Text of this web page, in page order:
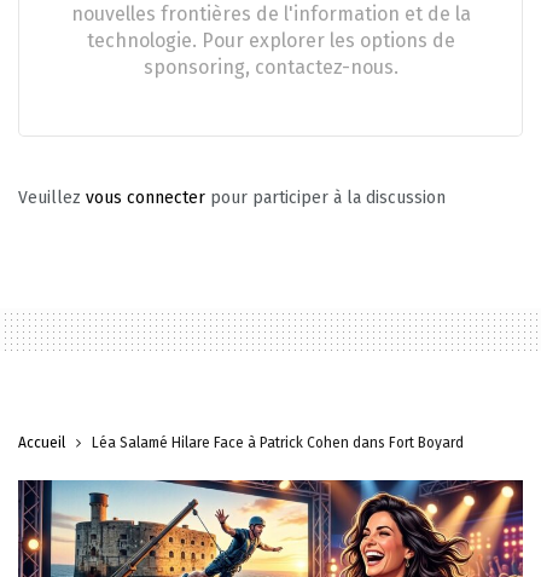
nouvelles frontières de l'information et de la
technologie. Pour explorer les options de
sponsoring, contactez-nous.
Veuillez vous connecter pour participer à la discussion
Accueil Léa Salamé Hilare Face à Patrick Cohen dans Fort Boyard